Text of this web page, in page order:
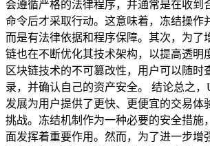
会遵循严格的法律程序，并通常是在收到
命令后才采取行动。这意味着，冻结操作
而是有法律依据和程序保障。其次，为了
链也在不断优化其技术架构，以提高透明
区块链技术的不可篡改性，用户可以随时
录，并确认自己的资产安全。 结论总之
发展为用户提供了更快、更便宜的交易体
挑战。冻结机制作为一种必要的安全措施
面发挥着重要作用。然而，为了进一步增